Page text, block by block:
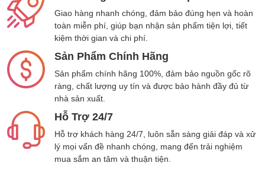
robot đi vào những khu vực nhạy cảm
không mong muốn như WC, khu vực vui
chơi của trẻ, hoặc không gian làm việc
riêng của bạn.v.v..
Chức năngTƯỜNG ẢOsẽ chặn robot
không đi qua khu vực không cần thiết, rất
phù hợp đặt ở nhưng vị trí như cửa ra vào.
Chức năngKHU VỰC CẤM
vùng một khu vực để robot không đi vào,
phù hợp cho những khu vực rộng như khu
vực vui chơi của trẻ, bàn ghế hoặc khu vực
Giao hàng nhanh chóng, đảm bảo đúng hẹn và hoàn
toàn miễn phí, giúp bạn nhận sản phẩm tiện lợi, tiết
kiệm thời gian và chi phí.
Sản Phẩm Chính Hãng
Sản phẩm chính hãng 100%, đảm bảo nguồn gốc rõ
ràng, chất lượng uy tín và được bảo hành đầy đủ từ
nhà sản xuất.
Hỗ Trợ 24/7
Hỗ trợ khách hàng 24/7, luôn sẵn sàng giải đáp và xử
lý mọi vấn đề nhanh chóng, mang đến trải nghiệm
mua sắm an tâm và thuận tiện.